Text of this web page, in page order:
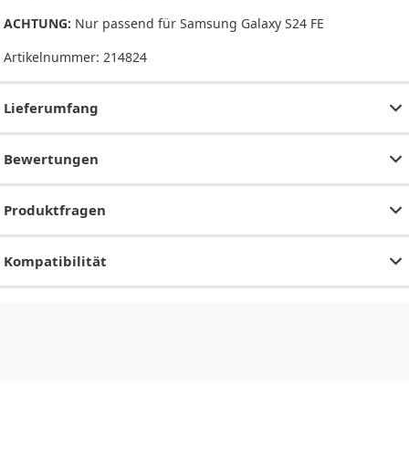
ACHTUNG: Nur passend für Samsung Galaxy S24 FE
Artikelnummer: 214824
Lieferumfang
Bewertungen
Produktfragen
Kompatibilität